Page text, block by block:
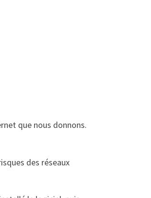
que nous donnons.
des réseaux